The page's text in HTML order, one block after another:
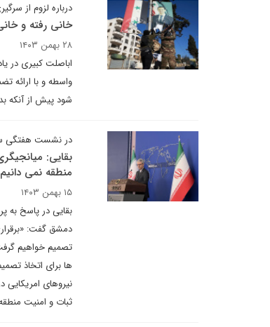
درباره لزوم از
خانی رفته و
۲۸ بهمن ۱۴۰۳
اباصلت کبیری در
واسطه و با ارائه
شود پیش از آنکه
در نشست هفتگی
بقایی:
منطقه نمی دانیم
۱۵ بهمن ۱۴۰۳
بقایی در پاسخ به
دمشق گفت:
تصمیم خواهیم
ها برای اتخاذ
نیروهای
ثبات و امنیت